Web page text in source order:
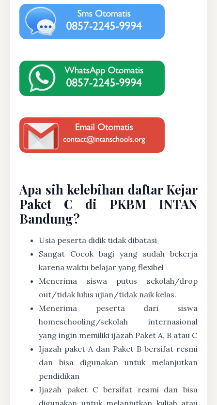
Apa sih kelebihan daftar Kejar
Paket C di PKBM INTAN
Bandung?
Usia peserta didik tidak dibatasi
Sangat Cocok bagi yang sudah bekerja
karena waktu belajar yang flexibel
Menerima siswa putus sekolah/drop
out/tidak lulus ujian/tidak naik kelas.
Menerima peserta dari siswa
homeschooling/sekolah internasional
yang ingin memiliki ijazah Paket A, B atau C
Ijazah paket A dan Paket B bersifat resmi
dan bisa digunakan untuk melanjutkan
pendidikan
Ijazah paket C bersifat resmi dan bisa
digunakan untuk melanjutkan kuliah atau